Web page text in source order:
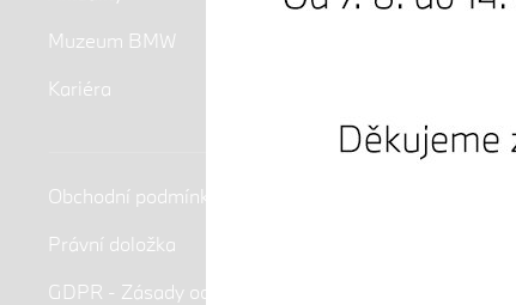
Muzeum BMW
Kariéra
Obchodní podmínky
Právní doložka
GDPR - Zásady ochrany osobních údajů